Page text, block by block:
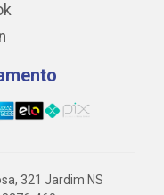
321 Jardim NS